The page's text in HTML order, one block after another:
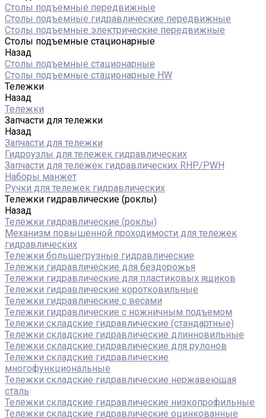
Столы подъемные передвижные
Столы подъемные гидравлические передвижные
Столы подъемные электрические передвижные
Столы подъемные стационарные
Назад
Столы подъемные стационарные
Столы подъемные стационарные HW
Тележки
Назад
Тележки
Запчасти для тележки
Назад
Запчасти для тележки
Гидроузлы для тележек гидравлических
Запчасти для тележек гидравлических RHP/PWH
Наборы манжет
Ручки для тележек гидравлических
Тележки гидравлические (роклы)
Назад
Тележки гидравлические (роклы)
Механизм повышенной проходимости для тележек
гидравлических
Тележки большегрузные гидравлические
Тележки гидравлические для бездорожья
Тележки гидравлические для пластиковых ящиков
Тележки гидравлические коротковильные
Тележки гидравлические с весами
Тележки гидравлические с ножничным подъемом
Тележки складские гидравлические (стандартные)
Тележки складские гидравлические длинновильные
Тележки складские гидравлические для рулонов
Тележки складские гидравлические
многофункциональные
Тележки складские гидравлические нержавеющая
сталь
Тележки складские гидравлические низкопрофильные
Тележки складские гидравлические оцинкованные